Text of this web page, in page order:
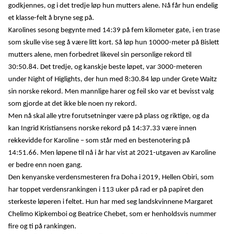
godkjennes, og i det tredje løp hun mutters alene. Nå får hun endelig
et klasse-felt å bryne seg på.
Karolines sesong begynte med 14:39 på fem kilometer gate, i en trase
som skulle vise seg å være litt kort. Så løp hun 10000-meter på Bislett
mutters alene, men forbedret likevel sin personlige rekord til
30:50.84. Det tredje, og kanskje beste løpet, var 3000-meteren
under Night of Higlights, der hun med 8:30.84 løp under Grete Waitz
sin norske rekord. Men mannlige harer og feil sko var et bevisst valg
som gjorde at det ikke ble noen ny rekord.
Men nå skal alle ytre forutsetninger være på plass og riktige, og da
kan Ingrid Kristiansens norske rekord på 14:37.33 være innen
rekkevidde for Karoline – som står med en bestenotering på
14:51.66. Men løpene til nå i år har vist at 2021-utgaven av Karoline
er bedre enn noen gang.
Den kenyanske verdensmesteren fra Doha i 2019, Hellen Obiri, som
har toppet verdensrankingen i 113 uker på rad er på papiret den
sterkeste løperen i feltet. Hun har med seg landskvinnene Margaret
Chelimo Kipkemboi og Beatrice Chebet, som er henholdsvis nummer
fire og ti på rankingen.